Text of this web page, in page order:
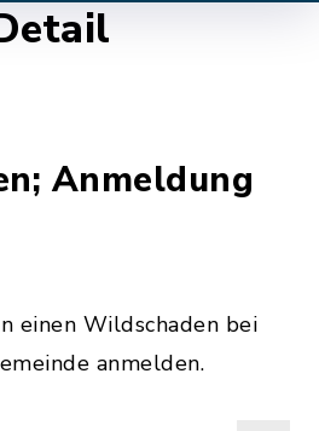
Anmeldung
einen Wildschaden bei
anmelden.